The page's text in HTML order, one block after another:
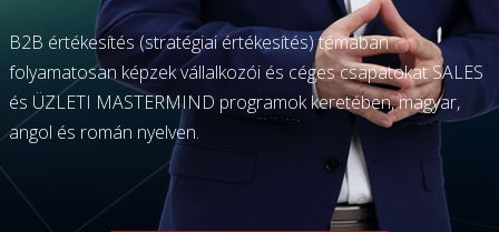
B2B értékesítés (stratégiai értékesítés) témában
folyamatosan képzek vállalkozói és céges csapatokat SALES
és ÜZLETI MASTERMIND programok keretében, magyar,
angol és román nyelven.